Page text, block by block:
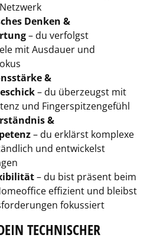
Denken &
– du verfolgst
mit Ausdauer und
&
– du überzeugst mit
und Fingerspitzengefühl
&
– du erklärst komplexe
und entwickelst
– du bist präsent beim
effizient und bleibst
fokussiert
TECHNISCHER